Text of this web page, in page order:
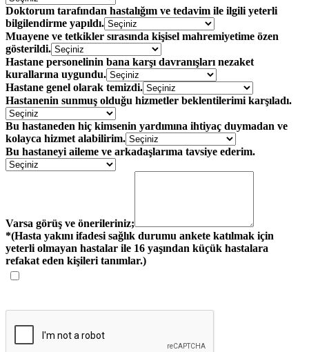
Doktorum tarafından hastalığım ve tedavim ile ilgili yeterli
bilgilendirme yapıldı.
Muayene ve tetkikler sırasında kişisel mahremiyetime özen
gösterildi.
Hastane personelinin bana karşı davranışları nezaket
kurallarına uygundu.
Hastane genel olarak temizdi.
Hastanenin sunmuş olduğu hizmetler beklentilerimi karşıladı.
Bu hastaneden hiç kimsenin yardımına ihtiyaç duymadan ve
kolayca hizmet alabilirim.
Bu hastaneyi aileme ve arkadaşlarıma tavsiye ederim.
Varsa görüş ve önerileriniz;
*(Hasta yakını ifadesi sağlık durumu ankete katılmak için
yeterli olmayan hastalar ile 16 yaşından küçük hastalara
refakat eden kişileri tanımlar.)